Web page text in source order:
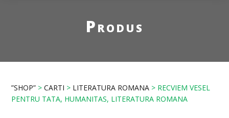
Produs
”SHOP” >CARTI > LITERATURA ROMANA > RECVIEM VESEL
PENTRU TATA, HUMANITAS, LITERATURA ROMANA